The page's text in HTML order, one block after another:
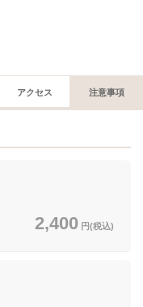
アクセス 注意事項
2,400 円(税込)